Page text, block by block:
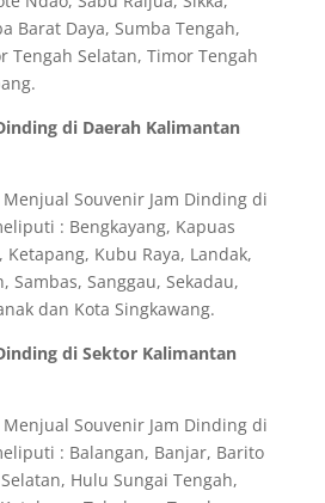
Barat Daya, Sumba Tengah,
Tengah Selatan, Timor Tengah
di Daerah Kalimantan
Souvenir Jam Dinding di
: Bengkayang, Kapuas
Kubu Raya, Landak,
Sambas, Sanggau, Sekadau,
dan Kota Singkawang.
di Sektor Kalimantan
Souvenir Jam Dinding di
: Balangan, Banjar, Barito
Hulu Sungai Tengah,